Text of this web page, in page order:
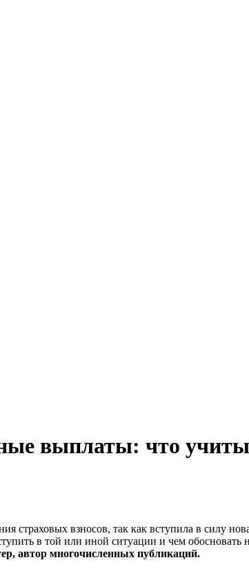
выплаты: что
страховых взносов, так как вступила в силу
в той или иной ситуации и чем обосновать
автор многочисленных публикаций.